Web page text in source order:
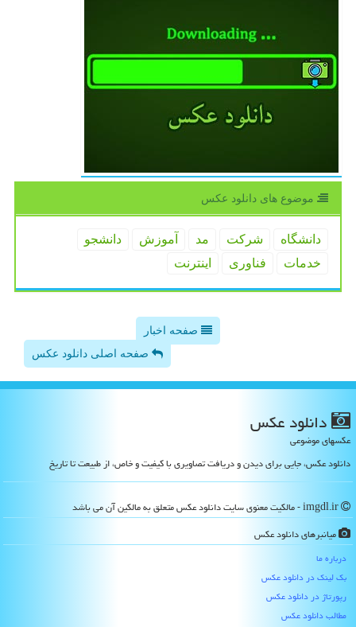
موضوع های دانلود عكس
دانشگاه شركت مد آموزش
دانشجو
خدمات
فناوری اینترنت
صفحه اخبار
صفحه اصلی دانلود عکس
دانلود عكس
عکسهای موضوعی
دانلود عکس، جایی برای دیدن و دریافت تصاویری با کیفیت و خاص، از طبیعت تا تاریخ
میانبرهای دانلود عكس
درباره ما
بک لینک در دانلود عكس
رپورتاژ در دانلود عكس
مطالب دانلود عكس